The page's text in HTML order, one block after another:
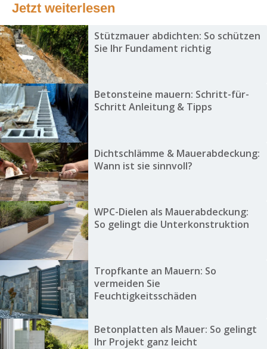
Jetzt weiterlesen
Stützmauer abdichten: So schützen
Sie Ihr Fundament richtig
Betonsteine mauern: Schritt-für-
Schritt Anleitung & Tipps
Dichtschlämme & Mauerabdeckung:
Wann ist sie sinnvoll?
WPC-Dielen als Mauerabdeckung:
So gelingt die Unterkonstruktion
Tropfkante an Mauern: So
vermeiden Sie
Feuchtigkeitsschäden
Betonplatten als Mauer: So gelingt
Ihr Projekt ganz leicht